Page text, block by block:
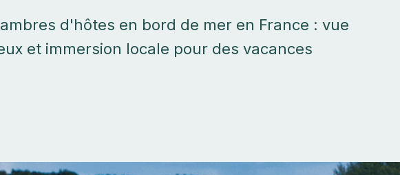
d'hôtes en bord de mer en France : vue
et immersion locale pour des vacances